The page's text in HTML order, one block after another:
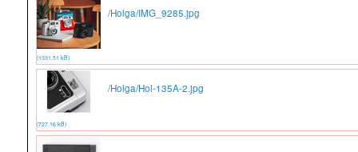
/Holga/IMG_9285.jpg
(1331.51 kB)
/Holga/Hol-135A-2.jpg
(727.16 kB)